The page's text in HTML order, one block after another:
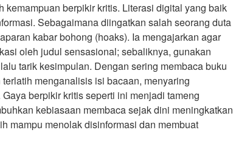
berpikir kritis. Literasi digital yang baik
Sebagaimana diingatkan salah seorang duta
kabar bohong (hoaks). Ia mengajarkan agar
oleh judul sensasional; sebaliknya, gunakan
tarik kesimpulan. Dengan sering membaca buku
menganalisis isi bacaan, menyaring
berpikir kritis seperti ini menjadi tameng
kebiasaan membaca sejak dini meningkatkan
mampu menolak disinformasi dan membuat